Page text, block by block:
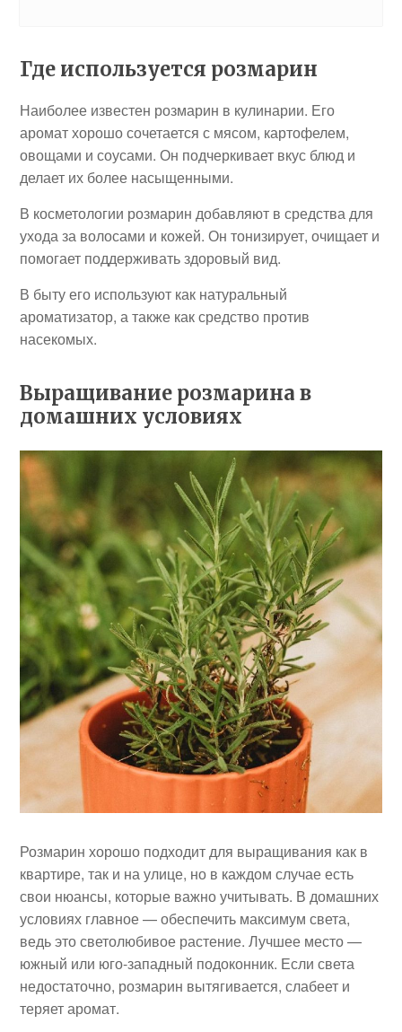
Где используется розмарин
Наиболее известен розмарин в кулинарии. Его
аромат хорошо сочетается с мясом, картофелем,
овощами и соусами. Он подчеркивает вкус блюд и
делает их более насыщенными.
В косметологии розмарин добавляют в средства для
ухода за волосами и кожей. Он тонизирует, очищает и
помогает поддерживать здоровый вид.
В быту его используют как натуральный
ароматизатор, а также как средство против
насекомых.
Выращивание розмарина в
домашних условиях
Розмарин хорошо подходит для выращивания как в
квартире, так и на улице, но в каждом случае есть
свои нюансы, которые важно учитывать. В домашних
условиях главное — обеспечить максимум света,
ведь это светолюбивое растение. Лучшее место —
южный или юго-западный подоконник. Если света
недостаточно, розмарин вытягивается, слабеет и
теряет аромат.